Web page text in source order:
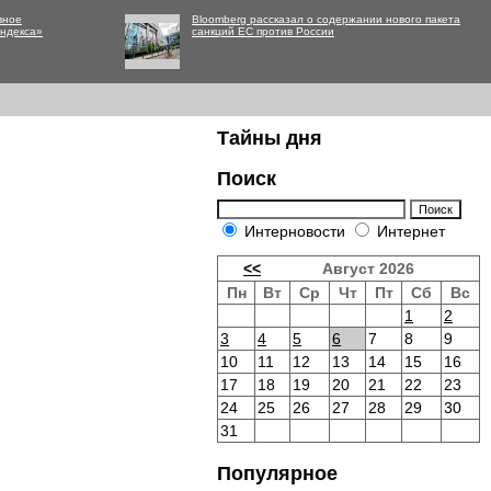
Bloomberg рассказал о содержании нового пакета
санкций ЕС против России
Тайны дня
Поиск
Интерновости Интернет
<<
Август 2026
Пн
Вт Ср Чт Пт Сб
Вс
1
2
3
4 5 6 7 8
9
10
11 12 13 14 15
16
17
18 19 20 21 22
23
24
25 26 27 28 29
30
31
Популярное